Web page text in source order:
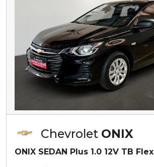
Chevrolet ONIX
ONIX SEDAN Plus 1.0 12V TB